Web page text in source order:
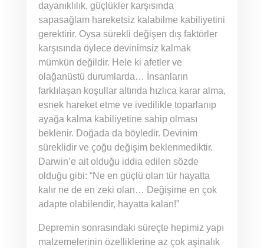
dayanıklılık, güçlükler karşısında
sapasağlam hareketsiz kalabilme kabiliyetini
gerektirir. Oysa sürekli değişen dış faktörler
karşısında öylece devinimsiz kalmak
mümkün değildir. Hele ki afetler ve
olağanüstü durumlarda… İnsanların
farklılaşan koşullar altında hızlıca karar alma,
esnek hareket etme ve ivedilikle toparlanıp
ayağa kalma kabiliyetine sahip olması
beklenir. Doğada da böyledir. Devinim
süreklidir ve çoğu değişim beklenmediktir.
Darwin’e ait olduğu iddia edilen sözde
olduğu gibi: “Ne en güçlü olan tür hayatta
kalır ne de en zeki olan… Değişime en çok
adapte olabilendir, hayatta kalan!”
Depremin sonrasındaki süreçte hepimiz yapı
malzemelerinin özelliklerine az çok aşinalık